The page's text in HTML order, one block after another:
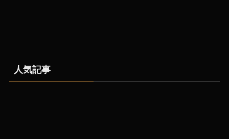
人気記事